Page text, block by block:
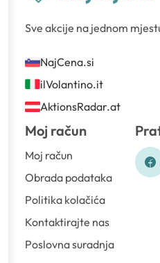
Sve akcije na jednom
NajCena.si
ilVolantino.it
AktionsRadar.at
Moj račun
Moj račun
Obrada podataka
Politika kolačića
Kontaktirajte nas
Poslovna suradnja